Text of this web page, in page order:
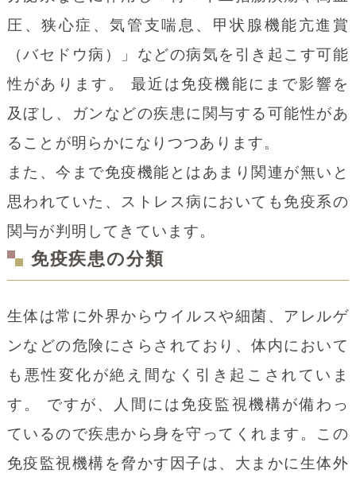
対症療法
アレルギーの対象となる金属が特定できな
い場合や、原因除去が困難な場合などにお
こなうのが対症療法です。
治療方法はステロイド軟膏や非ステロイド
薬、抗アレルギー薬、ステロイドの内服療
法（飲み薬）などがあります。
原因除去療法
アレルギー金属が特定された場合の治療
法。金属除去に際し、金属の削片を口腔内
圧、狭心症、気管支喘息、甲状腺機能亢進賞
（バセドウ病）」などの病気を引き起こす可能
性があります。 最近は免疫機能にまで影響を
及ぼし、ガンなどの疾患に関与する可能性があ
ることが明らかになりつつあります。
また、今まで免疫機能とはあまり関連が無いと
思われていた、ストレス病においても免疫系の
関与が判明してきています。
免疫疾患の分類
生体は常に外界からウイルスや細菌、アレルゲ
ンなどの危険にさらされており、体内において
も悪性変化が絶え間なく引き起こされていま
す。 ですが、人間には免疫監視機構が備わっ
ているので疾患から身を守ってくれます。この
免疫監視機構を脅かす因子は、大まかに生体外